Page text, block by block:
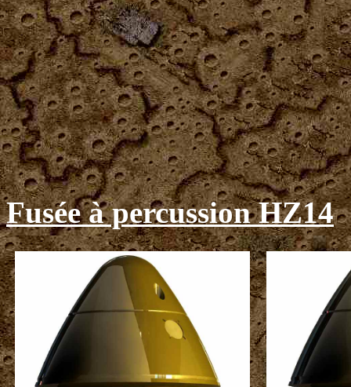
Fusée à percussion HZ14